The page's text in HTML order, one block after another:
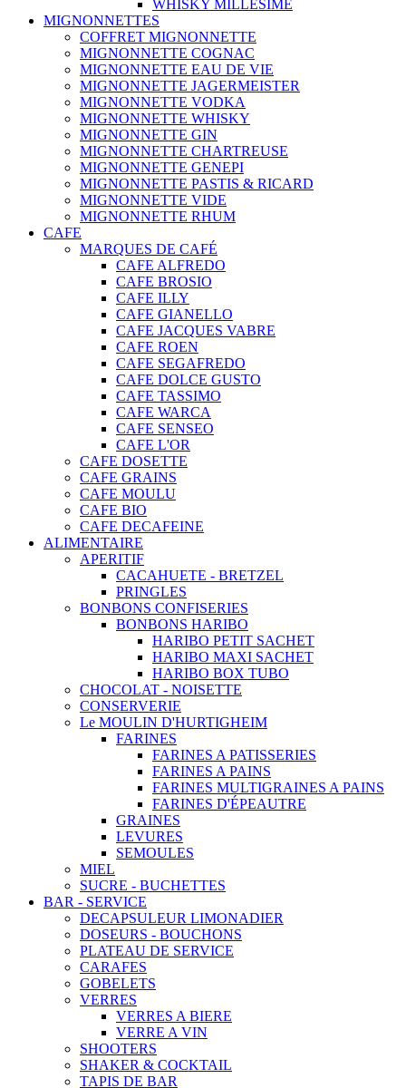
WHISKY MILLÉSIMÉ
MIGNONNETTES
COFFRET MIGNONNETTE
MIGNONNETTE COGNAC
MIGNONNETTE EAU DE VIE
MIGNONNETTE JAGERMEISTER
MIGNONNETTE VODKA
MIGNONNETTE WHISKY
MIGNONNETTE GIN
MIGNONNETTE CHARTREUSE
MIGNONNETTE GENEPI
MIGNONNETTE PASTIS & RICARD
MIGNONNETTE VIDE
MIGNONNETTE RHUM
CAFE
MARQUES DE CAFÉ
CAFE ALFREDO
CAFE BROSIO
CAFE ILLY
CAFE GIANELLO
CAFE JACQUES VABRE
CAFE ROEN
CAFE SEGAFREDO
CAFE DOLCE GUSTO
CAFE TASSIMO
CAFE WARCA
CAFE SENSEO
CAFE L'OR
CAFE DOSETTE
CAFE GRAINS
CAFE MOULU
CAFE BIO
CAFE DECAFEINE
ALIMENTAIRE
APERITIF
CACAHUETE - BRETZEL
PRINGLES
BONBONS CONFISERIES
BONBONS HARIBO
HARIBO PETIT SACHET
HARIBO MAXI SACHET
HARIBO BOX TUBO
CHOCOLAT - NOISETTE
CONSERVERIE
Le MOULIN D'HURTIGHEIM
FARINES
FARINES A PATISSERIES
FARINES A PAINS
FARINES MULTIGRAINES A PAINS
FARINES D'ÉPEAUTRE
GRAINES
LEVURES
SEMOULES
MIEL
SUCRE - BUCHETTES
BAR - SERVICE
DECAPSULEUR LIMONADIER
DOSEURS - BOUCHONS
PLATEAU DE SERVICE
CARAFES
GOBELETS
VERRES
VERRES A BIERE
VERRE A VIN
SHOOTERS
SHAKER & COCKTAIL
TAPIS DE BAR